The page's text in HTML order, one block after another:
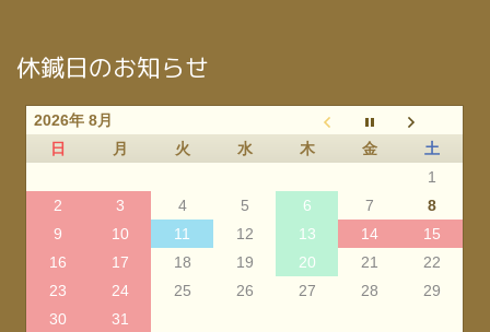
休鍼日のお知らせ
2026年 8月
日
月 火 水 木 金
土
1
2
3 4 5 6 7
8
9
10 11 12 13 14
15
16
17 18 19 20 21
22
23
24 25 26 27 28
29
30
31